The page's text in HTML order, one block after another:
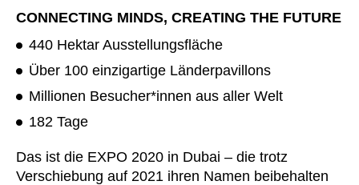
Dänemark
Frankreich(FR)
Ghana(GH)
Griechenland
Großbritannien
Guinea (GN)
CONNECTING MINDS, CREATING THE FUTURE
440 Hektar Ausstellungsfläche
Über 100 einzigartige Länderpavillons
Millionen Besucher*innen aus aller Welt
182 Tage
Das ist die EXPO 2020 in Dubai – die trotz
Verschiebung auf 2021 ihren Namen beibehalten